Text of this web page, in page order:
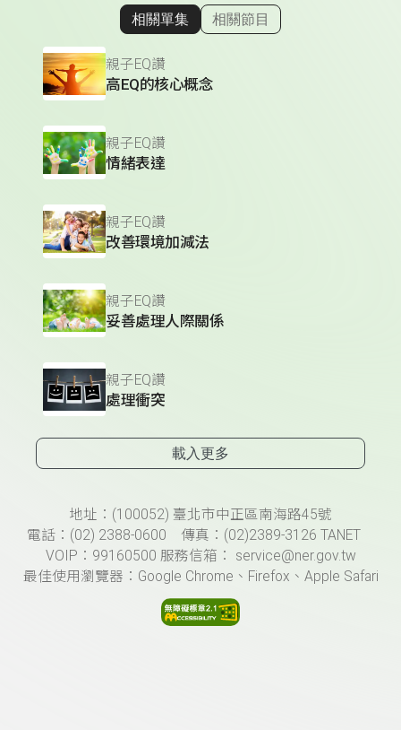
顯示相關單集
相關單集 相關節目
親子EQ讚
高EQ的核心概念
親子EQ讚
情緒表達
親子EQ讚
改善環境加減法
親子EQ讚
妥善處理人際關係
親子EQ讚
處理衝突
載入更多
頁尾資訊地址：(100052) 臺北市中正區南海路45號
電話：(02) 2388-0600 傳真：(02)2389-3126 TANET
VOIP：99160500 服務信箱： service@ner.gov.tw
最佳使用瀏覽器：Google Chrome、Firefox、Apple Safari